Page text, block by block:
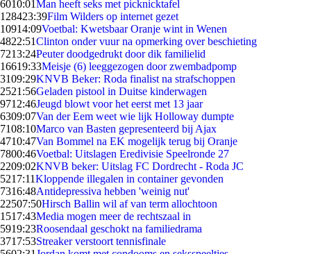
6010:01Man heeft seks met picknicktafel
128423:39Film Wilders op internet gezet
10914:09Voetbal: Kwetsbaar Oranje wint in Wenen
4822:51Clinton onder vuur na opmerking over beschieting
7213:24Peuter doodgedrukt door dik familielid
16619:33Meisje (6) leeggezogen door zwembadpomp
3109:29KNVB Beker: Roda finalist na strafschoppen
2521:56Geladen pistool in Duitse kinderwagen
9712:46Jeugd blowt voor het eerst met 13 jaar
6309:07Van der Eem weet wie lijk Holloway dumpte
7108:10Marco van Basten gepresenteerd bij Ajax
4710:47Van Bommel na EK mogelijk terug bij Oranje
7800:46Voetbal: Uitslagen Eredivisie Speelronde 27
2209:02KNVB beker: Uitslag FC Dordrecht - Roda JC
5217:11Kloppende illegalen in container gevonden
7316:48Antidepressiva hebben 'weinig nut'
22507:50Hirsch Ballin wil af van term allochtoon
1517:43Media mogen meer de rechtszaal in
5919:23Roosendaal geschokt na familiedrama
3717:53Streaker verstoort tennisfinale